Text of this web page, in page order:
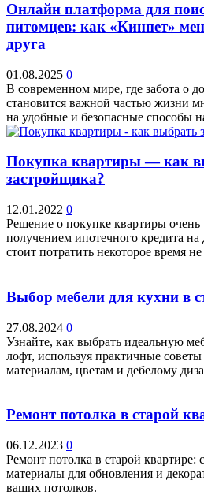
Онлайн платформа для
питомцев: как «Кинпет»
друга
01.08.2025 0
В современном мире, где забота о
становится важной частью жизни
на удобные и безопасные способы
Покупка квартиры — как
застройщика?
12.01.2022 0
Решение о покупке квартиры очень
получением ипотечного кредита
стоит потратить некоторое время
Выбор мебели для кухни в
27.08.2024 0
Узнайте, как выбрать идеальную
лофт, используя практичные
материалам, цветам и дебелому
Ремонт потолка в старой
06.12.2023 0
Ремонт потолка в старой квартире:
материалы для обновления и
ваших потолков.